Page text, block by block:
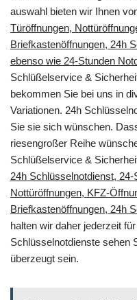
auswahl bieten wir Ihnen
Türöffnungen,
Briefkastenöffnungen, 24h
ebenso wie 24-Stunden
Schlüßelservice &
bekommen Sie bei uns in
Variationen. 24h
Sie sie sich wünschen.
riesengroßer Reihe
Schlüßelservice &
24h Schlüsselnotdienst,
Nottüröffnungen, KFZ-
Briefkastenöffnungen, 24h
halten wir daher jederzeit
Schlüsselnotdienste sehen
überzeugt sein.